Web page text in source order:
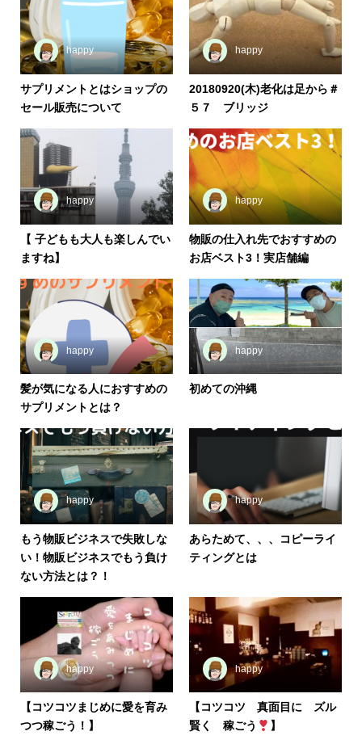
happy
サプリメントとはショップの
セール販売について
happy
20180920(木)老化は足から＃
５７ ブリッジ
happy
【 子どもも大人も楽しんでい
ますね】
happy
物販の仕入れ先でおすすめの
お店ベスト3！実店舗編
happy
髪が気になる人におすすめの
サプリメントとは？
happy
初めての沖縄
happy
もう物販ビジネスで失敗しな
い！物販ビジネスでもう負け
ない方法とは？！
happy
あらためて、、、コピーライ
ティングとは
happy
【コツコツまじめに愛を育み
つつ稼ごう！】
happy
【コツコツ 真面目に ズル
賢く 稼ごう
】